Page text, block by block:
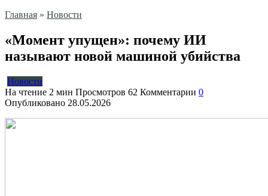
Главная » Новости
«Момент упущен»: почему ИИ
называют новой машиной убийства
Новости
На чтение 2 мин Просмотров 62 Комментарии 0
Опубликовано 28.05.2026